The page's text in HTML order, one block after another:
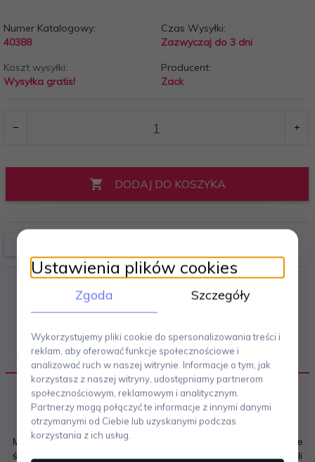
Numer Katalogowy:
40388
Czas Wysyłki:
Zazwyczaj do 3 dni
Koszt wysyłki:
Wysyłka gratis!
Producent:
Zack
DODAJ DO KOSZYKA
OPIS PRODUKTU
Marka ZACK powstała w 1985 roku w Niemczech i jest dziś jednym ze
światowych liderów dystrybucji produktów wyposażenia wnętrz ze stali
Ustawienia plików cookies
Zgoda Szczegóły
Wykorzystujemy pliki cookie do spersonalizowania treści i
reklam, aby oferować funkcje społecznościowe i
analizować ruch w naszej witrynie. Informacje o tym, jak
korzystasz z naszej witryny, udostępniamy partnerom
społecznościowym, reklamowym i analitycznym.
Partnerzy mogą połączyć te informacje z innymi danymi
otrzymanymi od Ciebie lub uzyskanymi podczas
korzystania z ich usług.